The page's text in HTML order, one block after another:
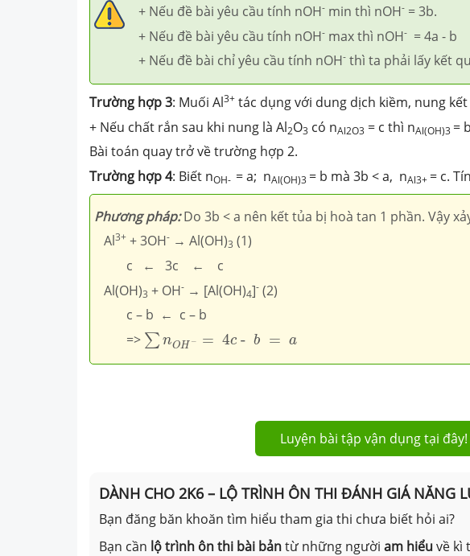
+ Nếu đề bài yêu cầu tính nOH- min thì nOH- = 3b.
+ Nếu đề bài yêu cầu tính nOH- max thì nOH- = 4a - b
+ Nếu đề bài chỉ yêu cầu tính nOH- thì ta phải lấy kết
Trường hợp 3: Muối Al3+ tác dụng với dung dịch kiềm, nung
+ Nếu chất rắn sau khi nung là Al2O3 có nAl2O3 = c thì nAl(OH)3 =
Bài toán quay trở về trường hợp 2.
Trường hợp 4: Biết nOH- = a; nAl(OH)3 = b mà 3b < a, nAl3+ = c.
Phương pháp:Do 3b < a nên kết tủa bị hoà tan 1 phần. Vậy
Al3+ + 3OH- → Al(OH)3 (1)
c ← 3c ← c
Al(OH)3 + OH- → [Al(OH)4]- (2)
c – b ← c – b
=> ∑ nOH − = 4c - b = a
∑nO c- =
Luyện bài tập vận dụng tại đây!
DÀNH CHO 2K6 – LỘ TRÌNH ÔN THI ĐÁNH GIÁ NĂNG
Bạn đăng băn khoăn tìm hiểu tham gia thi chưa biết hỏi ai?
Bạn cần lộ trình ôn thi bài bảntừ những người am hiểuvề kì